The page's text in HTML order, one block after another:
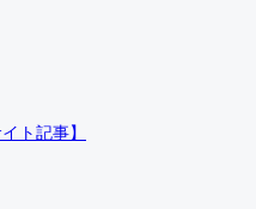
ト記事】